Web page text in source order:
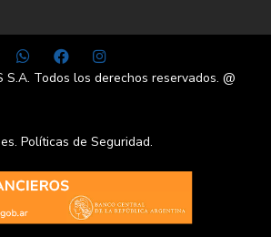
S.A. Todos los derechos reservados. @
Políticas de Seguridad.